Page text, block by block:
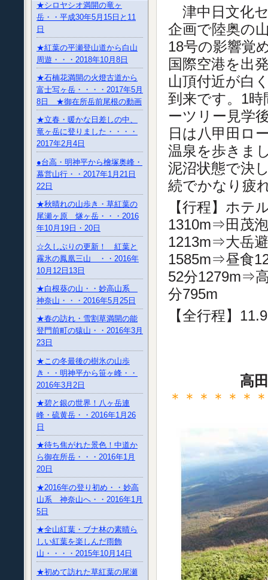
★シロヤシオ満開の竜ヶ
岳・・平成30年5月15日と11
日
★紅葉の平瀬登山道から白山
周遊・・・2018年10月8日
★石楠花満開の火燈古道から
富士写ヶ岳・・・・2017年5月
8日 ★御在所岳前尾根の動画
★立春・暖かな日差しの中、
竜ヶ岳に登りました・・・・
2017年2月4日
●台高・明神平から檜塚奥峰・
幕営山行・・2017年1月21日
22日
★秋晴れの山歩き・草紅葉の
尾瀬ヶ原 燧ヶ岳・・・2016
年10月19日・20日
☆久しぶりの更新！ 紅葉と
霧氷の鳳凰三山 ・・2016年
10月12日13日
★白根葵の山・・妙高山系
神奈山・・・2016年5月25日
★春の訪れ・雪割草満開の能
登門前町の猿山・・2016年3月
23日
★この冬最後の樹氷の山歩
き・・明神平から笹ヶ峰・・
2016年3月2日
★碧と銀の世界！八ヶ岳連
峰・硫黄岳・・2016年1月26
日
★待ち焦がれた景色！中道か
ら御在所岳・・・2016年1月
20日
★2016年の登り初め・・妙高
山系 神奈山へ・・2016年1月
5日
★全山紅葉・ブナ林の素晴ら
しい紅葉を楽しんだ雨飾
山・・・・2015年10月14日
★初めて訪れた草紅葉の尾瀬
津中日文化
企画で陸奥の
18号の影響覚
国際空港を出
山頂付近が白
到来です。1
ーツリー見学
日は八甲田ロ
温泉を歩きま
泥沼状態で決
続でかなり疲
【行程】ホ
1310m⇒田茂
1213m⇒大岳
1585m⇒昼食
52分1279m⇒
分795m
【全行程】
高田
＊＊＊＊＊＊